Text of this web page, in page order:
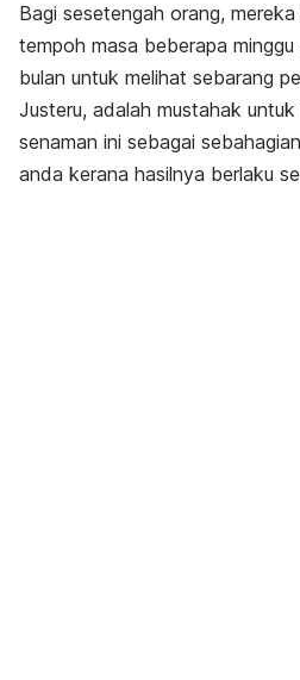
Bagi sesetengah orang,
tempoh masa beberapa
bulan untuk melihat sebarang
Justeru, adalah mustahak
senaman ini sebagai
anda kerana hasilnya berlaku